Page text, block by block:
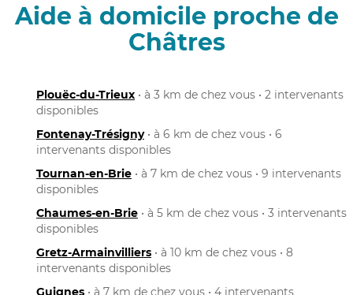
Aide à domicile proche de
Châtres
Plouëc-du-Trieux • à 3 km de chez vous • 2 intervenants
disponibles
Fontenay-Trésigny• à 6 km de chez vous • 6
intervenants disponibles
Tournan-en-Brie • à 7 km de chez vous • 9 intervenants
disponibles
Chaumes-en-Brie • à 5 km de chez vous • 3 intervenants
disponibles
Gretz-Armainvilliers • à 10 km de chez vous • 8
intervenants disponibles
Guignes • à 7 km de chez vous • 4 intervenants